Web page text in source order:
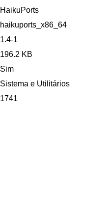
HaikuPorts
haikuports_x86_64
1.4-1
196.2 KB
Sim
Sistema e Utilitários
1741